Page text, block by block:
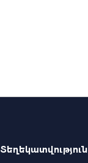
Տեղեկատվություն